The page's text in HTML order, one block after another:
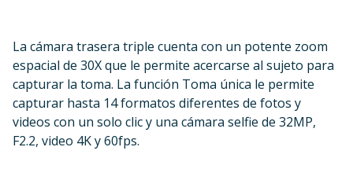
La cámara trasera triple cuenta con un potente zoom
espacial de 30X que le permite acercarse al sujeto para
capturar la toma. La función Toma única le permite
capturar hasta 14 formatos diferentes de fotos y
videos con un solo clic y una cámara selfie de 32MP,
F2.2, video 4K y 60fps.